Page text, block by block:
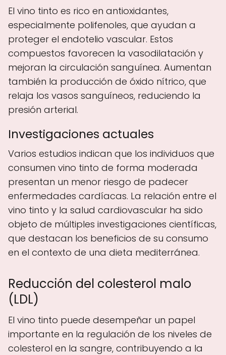
El vino tinto es rico en antioxidantes,
especialmente polifenoles, que ayudan a
proteger el endotelio vascular. Estos
compuestos favorecen la vasodilatación y
mejoran la circulación sanguínea. Aumentan
también la producción de óxido nítrico, que
relaja los vasos sanguíneos, reduciendo la
presión arterial.
Investigaciones actuales
Varios estudios indican que los individuos que
consumen vino tinto de forma moderada
presentan un menor riesgo de padecer
enfermedades cardíacas. La relación entre el
vino tinto y la salud cardiovascular ha sido
objeto de múltiples investigaciones científicas,
que destacan los beneficios de su consumo
en el contexto de una dieta mediterránea.
Reducción del colesterol malo
(LDL)
El vino tinto puede desempeñar un papel
importante en la regulación de los niveles de
colesterol en la sangre, contribuyendo a la